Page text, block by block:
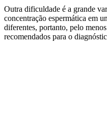
Outra dificuldade é a grande
concentração espermática em
diferentes, portanto, pelo
recomendados para o